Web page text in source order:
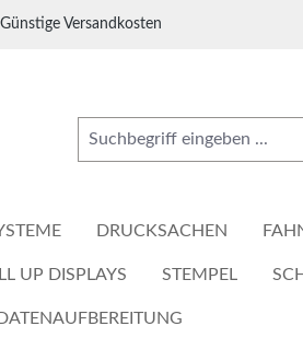
Günstige Versandkosten
DRUCKSACHEN
UP DISPLAYS STEMPEL
DATENAUFBEREITUNG